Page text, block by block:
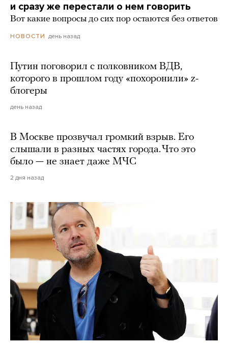
и сразу же перестали о нем говорить
Вот какие вопросы до сих пор остаются без ответов
НОВОСТИ день назад
Путин поговорил с полковником ВДВ,
которого в прошлом году «похоронили» z-
блогеры
день назад
В Москве прозвучал громкий взрыв. Его
слышали в разных частях города. Что это
было — не знает даже МЧС
2 дня назад